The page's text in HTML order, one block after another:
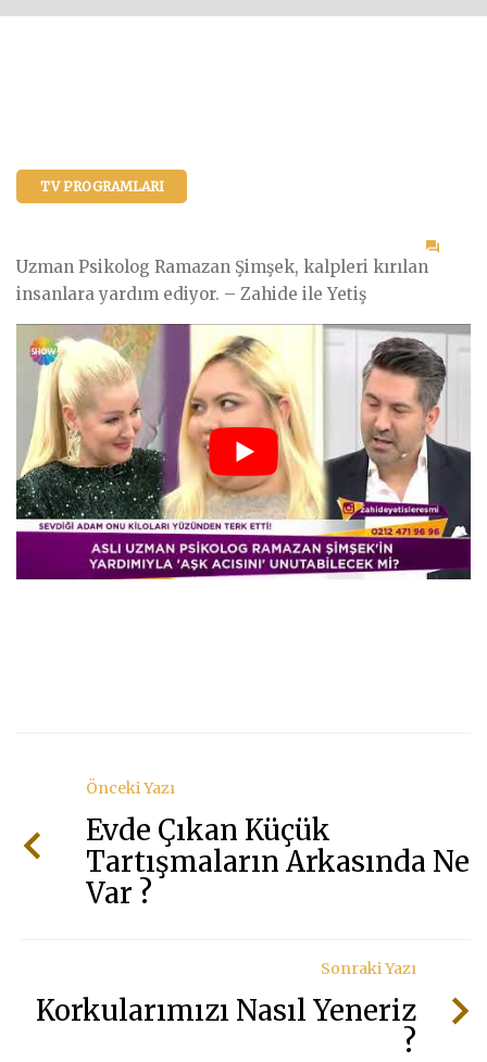
TV PROGRAMLARI
Nasıl
Uzman Psikolog Ramazan Şimşek, kalpleri kırılan
insanlara yardım ediyor. – Zahide ile Yetiş
Önceki Yazı
Evde Çıkan Küçük
Tartışmaların Arkasında Ne
Var ?
Sonraki Yazı
Korkularımızı Nasıl Yeneriz
?